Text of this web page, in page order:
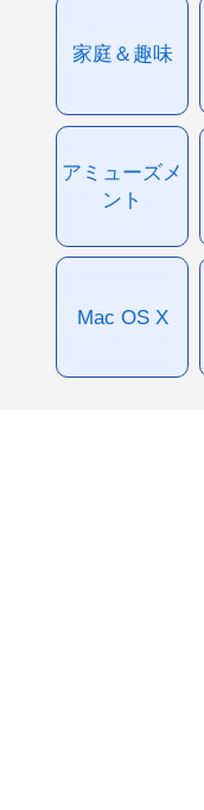
家庭＆趣味
アミューズメ
ント
Mac OS X